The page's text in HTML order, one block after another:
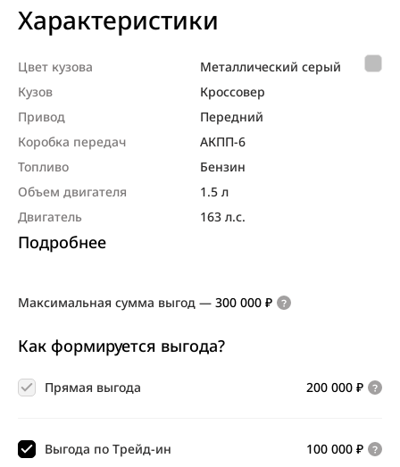
Характеристики
Цвет кузова
Металлический серый
Кузов
Кроссовер
Привод
Передний
Коробка передач
АКПП-6
Топливо
Бензин
Объем двигателя
1.5 л
Двигатель
163 л.с.
Подробнее
Максимальная сумма выгод — 300 000 ₽
Как формируется выгода?
200 000 ₽
Прямая выгода
100 000 ₽
Выгода по Трейд-ин